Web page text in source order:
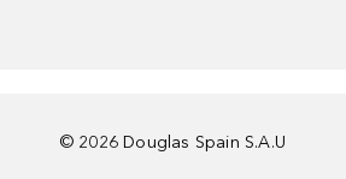
© 2026 Douglas Spain S.A.U